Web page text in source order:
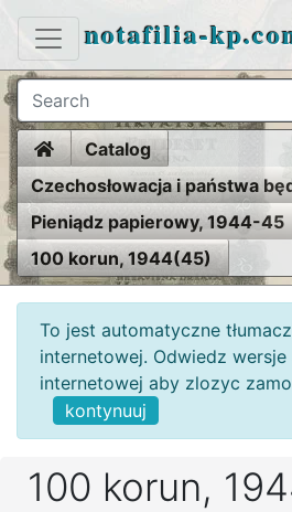
notafilia-
HomeCatalog
Czechosłowacja i państwa
Pieniądz papierowy, 1944-45
100 korun, 1944(45)
To jest automatyczne
internetowej. Odwiedz
internetowej aby zlozyc
kontynuuj
100 korun,